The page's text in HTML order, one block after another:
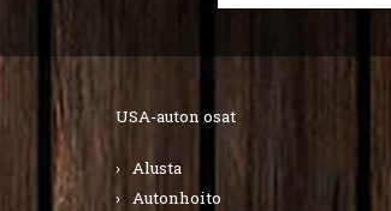
USA-auton osat
Alusta
Autonhoito